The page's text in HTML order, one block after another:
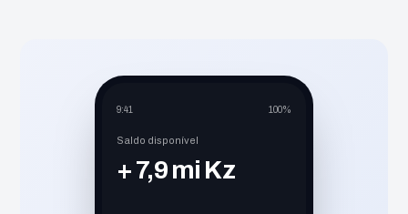
9:41 100%
Saldo disponível
+ 7,9 mi Kz